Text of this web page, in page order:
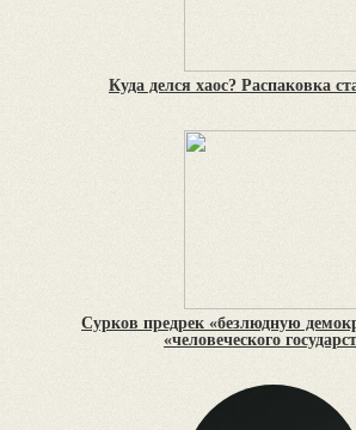
Куда делся хаос? Распаковка
Сурков предрек «безлюдную
«человеческого